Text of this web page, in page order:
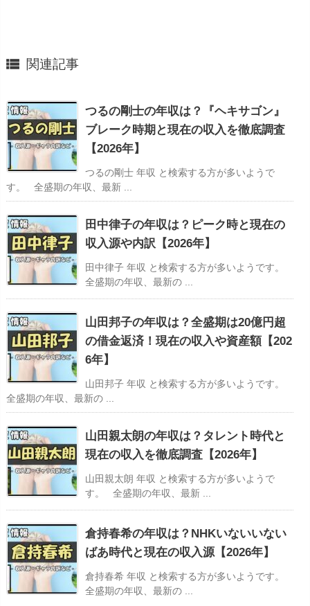
 関連記事
つるの剛士の年収は？『ヘキサゴン』
ブレーク時期と現在の収入を徹底調査
【2026年】
つるの剛士 年収 と検索する方が多いようで
す。 全盛期の年収、最新 ...
田中律子の年収は？ピーク時と現在の
収入源や内訳【2026年】
田中律子 年収 と検索する方が多いようです。
全盛期の年収、最新の ...
山田邦子の年収は？全盛期は20億円超
の借金返済！現在の収入や資産額【202
6年】
山田邦子 年収 と検索する方が多いようです。
全盛期の年収、最新の ...
山田親太朗の年収は？タレント時代と
現在の収入を徹底調査【2026年】
山田親太朗 年収 と検索する方が多いようで
す。 全盛期の年収、最新 ...
倉持春希の年収は？NHKいないいない
ばあ時代と現在の収入源【2026年】
倉持春希 年収 と検索する方が多いようです。
全盛期の年収、最新の ...